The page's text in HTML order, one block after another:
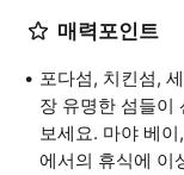
매력포인트
포다섬, 치킨섬,
장 유명한 섬들이
보세요. 마야 베
에서의 휴식에 이